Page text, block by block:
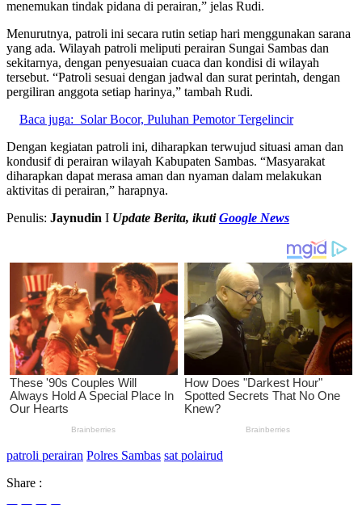
menemukan tindak pidana di perairan,” jelas Rudi.
Menurutnya, patroli ini secara rutin setiap hari menggunakan sarana
yang ada. Wilayah patroli meliputi perairan Sungai Sambas dan
sekitarnya, dengan penyesuaian cuaca dan kondisi di wilayah
tersebut. “Patroli sesuai dengan jadwal dan surat perintah, dengan
pergiliran anggota setiap harinya,” tambah Rudi.
Baca juga: Solar Bocor, Puluhan Pemotor Tergelincir
Dengan kegiatan patroli ini, diharapkan terwujud situasi aman dan
kondusif di perairan wilayah Kabupaten Sambas. “Masyarakat
diharapkan dapat merasa aman dan nyaman dalam melakukan
aktivitas di perairan,” harapnya.
Penulis: Jaynudin I Update Berita, ikutiGoogle News
patroli perairan Polres Sambas sat polairud
Share :